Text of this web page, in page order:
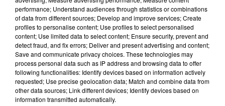
Futsal : Clénay (D2) évolue et
devient le CFC VDN
Seule équipe côte-d'orienne à avoir
déjà connu l'élite du championnat
de futsal, l'ASL Clénay Futsal va
changer de stature et viser
performance; Understand audiences through statistics or combinations
of data from different sources; Develop and improve services; Create
profiles to personalise content; Use profiles to select personalised
content; Use limited data to select content; Ensure security, prevent and
detect fraud, and fix errors; Deliver and present advertising and content;
Save and communicate privacy choices. These technologies may
process personal data such as IP address and browsing data to offer
following functionalities: Identify devices based on information actively
requested; Use precise geolocation data; Match and combine data from
other data sources; Link different devices; Identify devices based on
information transmitted automatically.